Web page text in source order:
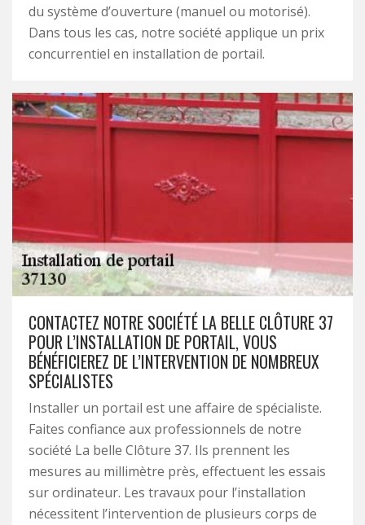
du système d’ouverture (manuel ou motorisé).
Dans tous les cas, notre société applique un prix
concurrentiel en installation de portail.
CONTACTEZ NOTRE SOCIÉTÉ LA BELLE CLÔTURE 37
POUR L’INSTALLATION DE PORTAIL, VOUS
BÉNÉFICIEREZ DE L’INTERVENTION DE NOMBREUX
SPÉCIALISTES
Installer un portail est une affaire de spécialiste.
Faites confiance aux professionnels de notre
société La belle Clôture 37. Ils prennent les
mesures au millimètre près, effectuent les essais
sur ordinateur. Les travaux pour l’installation
nécessitent l’intervention de plusieurs corps de